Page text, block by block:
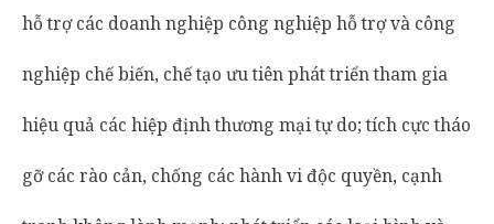
hỗ trợ các doanh nghiệp công nghiệp hỗ trợ và công
nghiệp chế biến, chế tạo ưu tiên phát triển tham gia
hiệu quả các hiệp định thương mại tự do; tích cực tháo
gỡ các rào cản, chống các hành vi độc quyền, cạnh